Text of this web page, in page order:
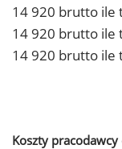
14 920 brutto ile
14 920 brutto ile
14 920 brutto ile
Koszty